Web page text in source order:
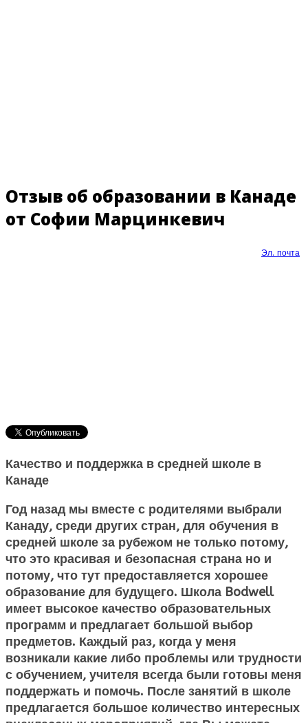
Отзыв об образовании в Канаде
от Софии Марцинкевич
Эл. почта
Качество и поддержка в средней школе в
Канаде
Год назад мы вместе с родителями выбрали
Канаду, среди других стран, для обучения в
средней школе за рубежом не только потому,
что это красивая и безопасная страна но и
потому, что тут предоставляется хорошее
образование для будущего. Школа Bodwell
имеет высокое качество образовательных
программ и предлагает большой выбор
предметов. Каждый раз, когда у меня
возникали какие либо проблемы или трудности
с обучением, учителя всегда были готовы меня
поддержать и помочь. После занятий в школе
предлагается большое количество интересных